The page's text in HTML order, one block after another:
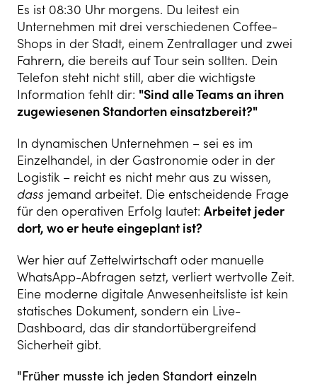
Es ist 08:30 Uhr morgens. Du leitest ein
Unternehmen mit drei verschiedenen Coffee-
Shops in der Stadt, einem Zentrallager und zwei
Fahrern, die bereits auf Tour sein sollten. Dein
Telefon steht nicht still, aber die wichtigste
Information fehlt dir: "Sind alle Teams an ihren
zugewiesenen Standorten einsatzbereit?"
In dynamischen Unternehmen – sei es im
Einzelhandel, in der Gastronomie oder in der
Logistik – reicht es nicht mehr aus zu wissen,
dass jemand arbeitet. Die entscheidende Frage
für den operativen Erfolg lautet: Arbeitet jeder
dort, wo er heute eingeplant ist?
Wer hier auf Zettelwirtschaft oder manuelle
WhatsApp-Abfragen setzt, verliert wertvolle Zeit.
Eine moderne digitale Anwesenheitsliste ist kein
statisches Dokument, sondern ein Live-
Dashboard, das dir standortübergreifend
Sicherheit gibt.
"Früher musste ich jeden Standort einzeln